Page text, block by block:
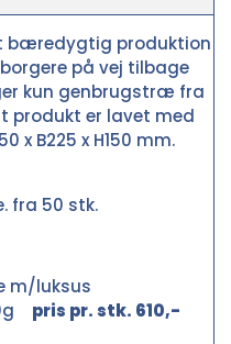
bæredygtig produktion
på vej tilbage
kun genbrugstræ fra
produkt er lavet med
x B225 x H150 mm.
fra 50 stk.
m/luksus
pris pr. stk. 610,-